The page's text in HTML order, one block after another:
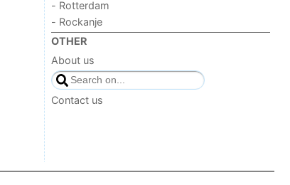
- Rotterdam
- Rockanje
OTHER
About us
Contact us